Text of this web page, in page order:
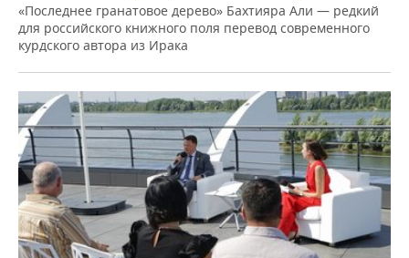
«Последнее гранатовое дерево» Бахтияра Али — редкий
для российского книжного поля перевод современного
курдского автора из Ирака